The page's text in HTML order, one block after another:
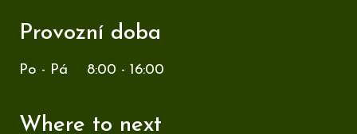
Provozní doba
Po - Pá 8:00 - 16:00
Where to next